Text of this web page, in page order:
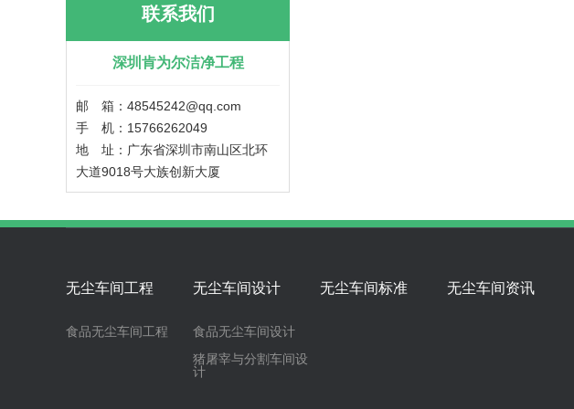
联系我们
深圳肯为尔洁净工程
邮 箱：48545242@qq.com
手 机：15766262049
地 址：广东省深圳市南山区北环
大道9018号大族创新大厦
无尘车间工程
食品无尘车间工程
无尘车间设计
食品无尘车间设计
猪屠宰与分割车间设
计
无尘车间标准 无尘车间资讯